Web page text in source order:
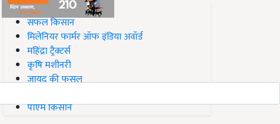
#Top on Krishi Jagran
सफल किसान
मिलेनियर फार्मर ऑफ इंडिया अवॉर्ड
महिंद्रा ट्रैक्टर्स
कृषि मशीनरी
जायद की फसल
पीएम किसान